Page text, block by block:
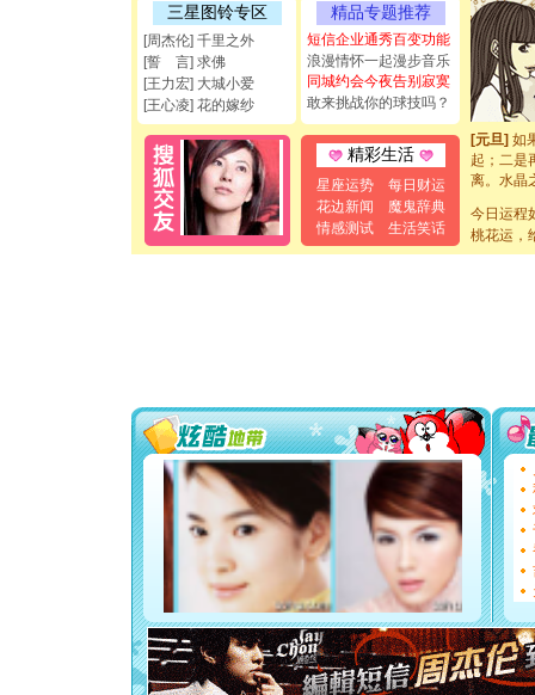
三星图铃专区
[周杰伦] 千里之外
[誓 言] 求佛
[王力宏] 大城小爱
[王心凌] 花的嫁纱
精品专题推荐
短信企业通秀百变功能
浪漫情怀一起漫步音乐
同城约会今夜告别寂寞
敢来挑战你的球技吗？
精彩生活
星座运势
每日财运
花边新闻
魔鬼辞典
情感测试
生活笑话
都要快乐
[圣诞节]
如意,快
[元旦]看
断电。爱
你是我专
[元旦] 如
起；二是
离。水晶
[元旦] 当
泣，这痛
卖了。水
[春节]风
要平安！
[圣诞节]
能正大光
都要快乐
[圣诞节]
如意,快
[元旦]
看
断电。
你是我
[元旦] 如
起；二是
离。水晶
[元旦]当
泣，这痛
今日运程
桃花运，